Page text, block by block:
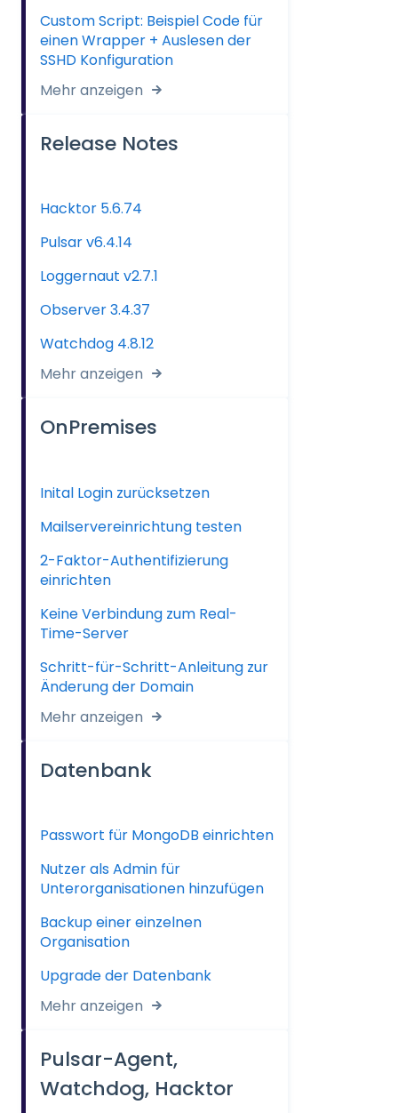
Custom Script: Beispiel Code für
einen Wrapper + Auslesen der
SSHD Konfiguration
Mehr anzeigen
Release Notes
Hacktor 5.6.74
Pulsar v6.4.14
Loggernaut v2.7.1
Observer 3.4.37
Watchdog 4.8.12
Mehr anzeigen
OnPremises
Inital Login zurücksetzen
Mailservereinrichtung testen
2-Faktor-Authentifizierung
einrichten
Keine Verbindung zum Real-
Time-Server
Schritt-für-Schritt-Anleitung zur
Änderung der Domain
Mehr anzeigen
Datenbank
Passwort für MongoDB einrichten
Nutzer als Admin für
Unterorganisationen hinzufügen
Backup einer einzelnen
Organisation
Upgrade der Datenbank
Mehr anzeigen
Pulsar-Agent,
Watchdog, Hacktor